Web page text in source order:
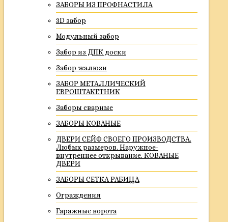
ЗАБОРЫ ИЗ ПРОФНАСТИЛА
3D забор
Модульный забор
Забор из ДПК доски
Забор жалюзи
ЗАБОР МЕТАЛЛИЧЕСКИЙ
ЕВРОШТАКЕТНИК
Заборы сварные
ЗАБОРЫ КОВАНЫЕ
ДВЕРИ СЕЙФ СВОЕГО ПРОИЗВОДСТВА.
Любых размеров. Наружное-
внутреннее открывание. КОВАНЫЕ
ДВЕРИ
ЗАБОРЫ СЕТКА РАБИЦА
Ограждения
Гаражные ворота